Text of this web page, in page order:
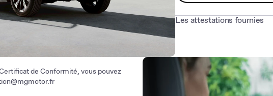
Les attestations fournies
France.
3. Attestation de non-
Important: un véhicule ayant
obligatoirement être
de Conformité, vous pouvez